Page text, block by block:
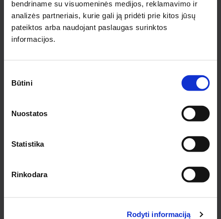
bendriname su visuomeninės medijos, reklamavimo ir
analizės partneriais, kurie gali ją pridėti prie kitos jūsų
pateiktos arba naudojant paslaugas surinktos
informacijos.
pasirinkimas
Būtini
Nuostatos
Statistika
Rinkodara
Rodyti informaciją
INFORMACIJA PIRKĖJAMS
VI 9:00 - 14:00
VII nedirbame